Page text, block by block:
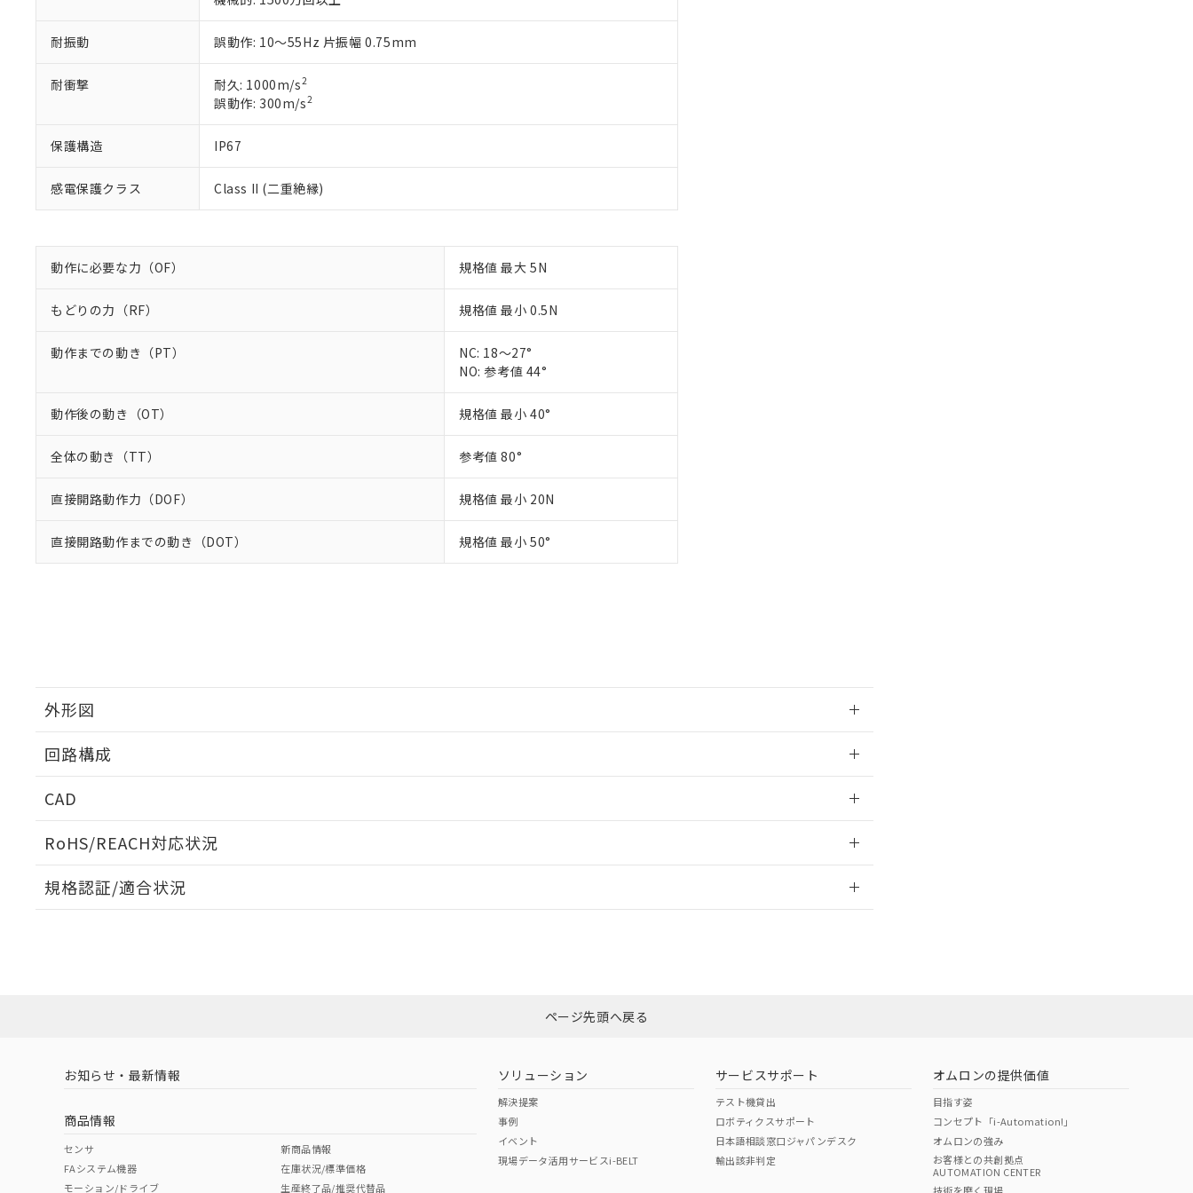
耐振動 誤動作: 10～55Hz 片振幅 0.75mm
耐衝撃 耐久: 1000m/s2
誤動作: 300m/s2
保護構造 IP67
感電保護クラス Class II (二重絶縁)
動作に必要な力（OF） 規格値 最大 5N
もどりの力（RF） 規格値 最小 0.5N
動作までの動き（PT）
NC: 18～27°
NO: 参考値 44°
動作後の動き（OT） 規格値 最小 40°
全体の動き（TT） 参考値 80°
直接開路動作力（DOF） 規格値 最小 20N
直接開路動作までの動き（DOT） 規格値 最小 50°
外形図
取りつけ穴加工図
回路構成
CAD
RoHS/REACH対応状況
EU RoHS 注意事項・凡例
ダウンロードはこちら
中国 RoHS 注意事項・凡例
中国 RoHS表
Pb Hg Cr(VI)
規格認証/適合状況
（イギリス
（ノルウェー
（日本
（アメリカ
当社販売員にご相談ください。
オムロン制御機器販売店や当社販売拠点は「販売ネットワーク
在庫状況および標準価格結果を当社の事前の承諾なく第三者に漏洩または開示しないようお願いしま
す。
いる法人を指します。
※2 対応予定月
部品在庫の切り替え状況などにより、予定月が前後することがあります。
※3 非含有証明書ダウンロード
EU RoHS指令（10物質）の非含有証明書
51物質の非含有証明書（当社基準）
また、RoHS指令のフタル酸エステル類４物質の対応では、対応完了までの期間は出荷製品に未対応品が
混在することから備考欄に対応日を記載しておりました。
既に当社にて対応品への在庫切替を完了していることから、特段のことがない限り、2022年1月12日よ
※2 環境保護使用期限
「ｅ」：有害物質（10物質）のすべてが基準値以下であることを示します。
「10」：通常の使用状況下において有害物質が外部に漏えいし、環境に深刻な影響を及ぼさない年数を意
味します。
「－」：未確認です。当社販売部門へお問い合わせください。
当社は、貴社製品を第三者に販売する場合は、上記1、2および3の内容を当該第三者に通知します。
たしません。
△
－
在庫なし(最新の在庫状況については、お客様のお取引先、またはお客様担当のオムロン制御
空
ページ先頭へ戻る
お知らせ・最新情報
商品情報
センサ
FAシステム機器
モーション/ドライブ
新商品情報
在庫状況/標準価格
生産終了品/推奨代替品
ソリューション
解決提案
事例
イベント
現場データ活用サービスi-BELT
サービスサポート
テスト機貸出
ロボティクスサポート
日本語相談窓口ジャパンデスク
輸出該非判定
オムロンの提供価値
目指す姿
コンセプト「i-Automation!」
オムロンの強み
お客様との共創拠点
AUTOMATION CENTER